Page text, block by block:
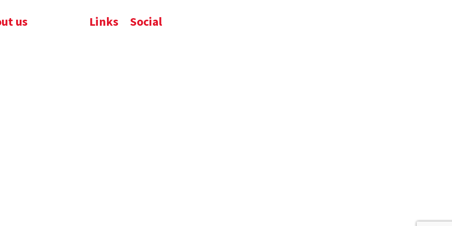
us Links Social